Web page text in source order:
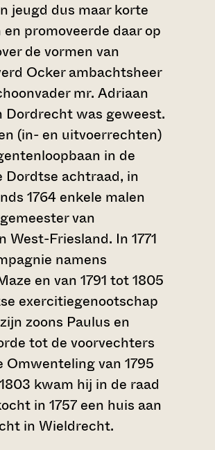
jeugd dus maar korte
promoveerde daar op
de vormen van
Ocker ambachtsheer
mr. Adriaan
Dordrecht was geweest.
(in- en uitvoerrechten)
in de
Dordtse achtraad, in
1764 enkele malen
van
Friesland. In 1771
namens
en van 1791 tot 1805
exercitiegenootschap
zoons Paulus en
tot de voorvechters
van 1795
kwam hij in de raad
in 1757 een huis aan
in Wieldrecht.